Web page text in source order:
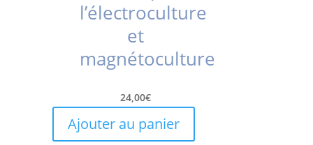
l’électroculture
et
magnétoculture
24,00€
Ajouter au panier